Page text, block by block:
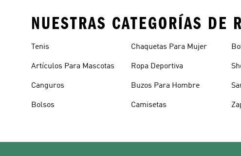
NUESTRAS CATEGORÍAS DE
Tenis
Artículos Para Mascotas
Canguros
Bolsos
Chaquetas Para Mujer
Ropa Deportiva
Buzos Para Hombre
Camisetas